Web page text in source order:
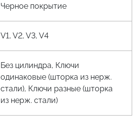
Черное покрытие
V1, V2, V3, V4
Без цилиндра, Ключи
одинаковые (шторка из нерж.
стали), Ключи разные (шторка
из нерж. стали)